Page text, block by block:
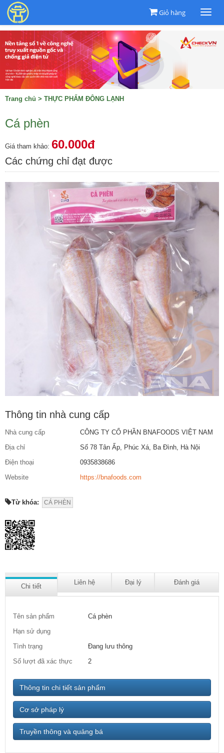
Giỏ hàng
Trang chủ > THỰC PHẨM ĐÔNG LẠNH
Cá phèn
Giá tham khảo: 60.000đ
Các chứng chỉ đạt được
Thông tin nhà cung cấp
Nhà cung cấp
CÔNG TY CỔ PHẦN BNAFOODS VIỆT NAM
Địa chỉ
Số 78 Tân Ấp, Phúc Xá, Ba Đình, Hà Nội
Điện thoại
0935838686
Website
https://bnafoods.com
Từ khóa: CÁ PHÈN
Chi tiết
Liên hệ Đại lý Đánh giá
Tên sản phẩm
Cá phèn
Hạn sử dụng
Tình trạng
Đang lưu thông
Số lượt đã xác thực
2
Thông tin chi tiết sản phẩm
Cơ sở pháp lý
Truyền thông và quảng bá